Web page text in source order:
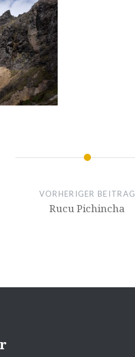
VORHERIGER BEITRAG
Rucu Pichincha